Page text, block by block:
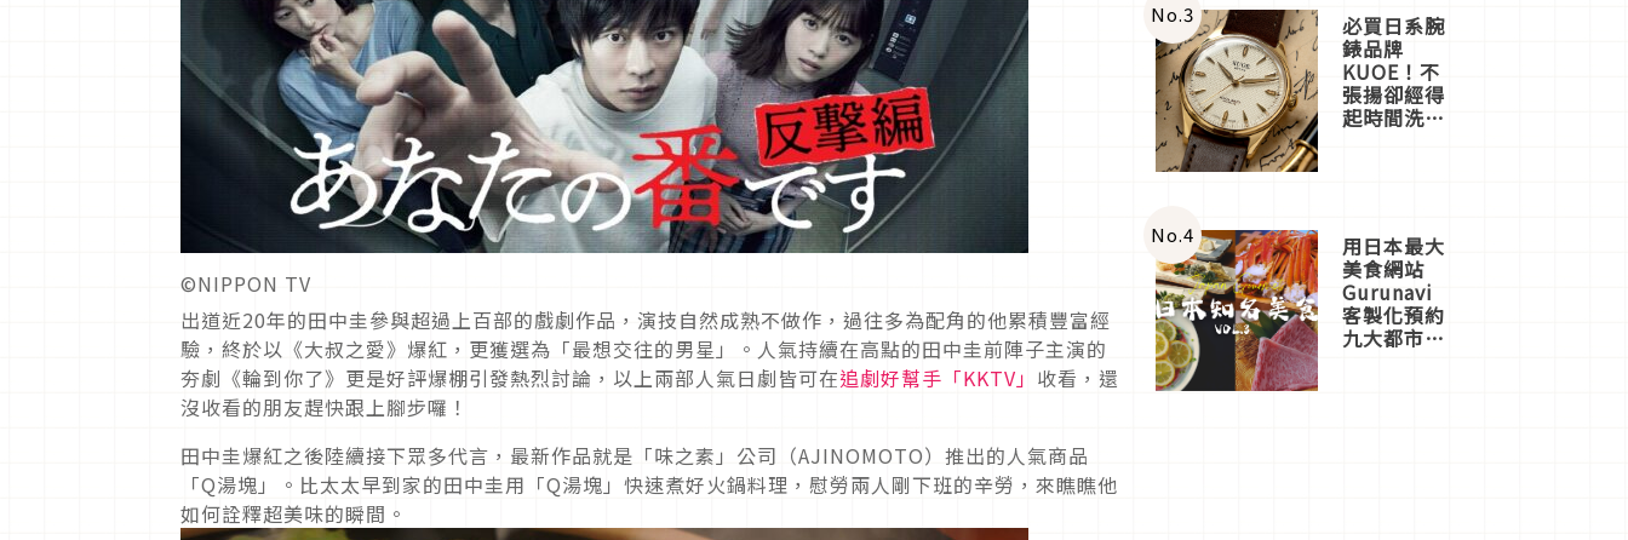
©️NIPPON TV
出道近20年的田中圭參與超過上百部的戲劇作品，演技自然成熟不做作，過往多為配角的他累積豐富經
驗，終於以《大叔之愛》爆紅，更獲選為「最想交往的男星」。人氣持續在高點的田中圭前陣子主演的
夯劇《輪到你了》更是好評爆棚引發熱烈討論，以上兩部人氣日劇皆可在追劇好幫手「KKTV」 收看，還
沒收看的朋友趕快跟上腳步囉！
田中圭爆紅之後陸續接下眾多代言，最新作品就是「味之素」公司（AJINOMOTO）推出的人氣商品
「Q湯塊」。比太太早到家的田中圭用「Q湯塊」快速煮好火鍋料理，慰勞兩人剛下班的辛勞，來瞧瞧他
如何詮釋超美味的瞬間。
No.3 必買日系腕
錶品牌
KUOE！不
張揚卻經得
起時間洗鍊
No.4 用日本最大
美食網站
Gurunavi
客製化預約
九大都市餐